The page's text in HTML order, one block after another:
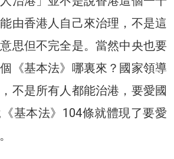
由香港人自己來治理，不是這
思但不完全是。當然中央也要
《基本法》哪裏來？國家領導
不是所有人都能治港，要愛國
基本法》104條就體現了要愛